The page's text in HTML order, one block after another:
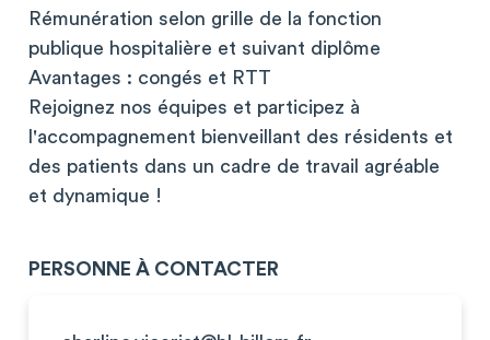
Rémunération selon grille de la fonction
publique hospitalière et suivant diplôme
Avantages : congés et RTT
Rejoignez nos équipes et participez à
l'accompagnement bienveillant des résidents et
des patients dans un cadre de travail agréable
et dynamique !
PERSONNE À CONTACTER